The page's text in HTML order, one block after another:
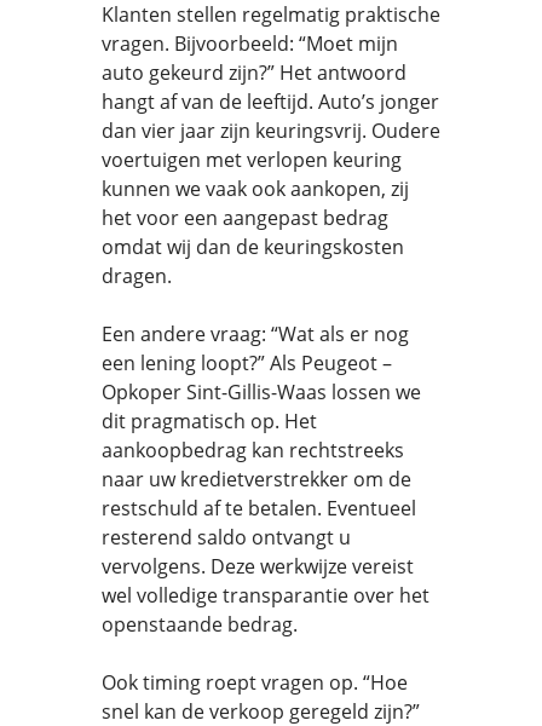
Klanten stellen regelmatig praktische
vragen. Bijvoorbeeld: “Moet mijn
auto gekeurd zijn?” Het antwoord
hangt af van de leeftijd. Auto’s jonger
dan vier jaar zijn keuringsvrij. Oudere
voertuigen met verlopen keuring
kunnen we vaak ook aankopen, zij
het voor een aangepast bedrag
omdat wij dan de keuringskosten
dragen.
Een andere vraag: “Wat als er nog
een lening loopt?” Als Peugeot –
Opkoper Sint-Gillis-Waas lossen we
dit pragmatisch op. Het
aankoopbedrag kan rechtstreeks
naar uw kredietverstrekker om de
restschuld af te betalen. Eventueel
resterend saldo ontvangt u
vervolgens. Deze werkwijze vereist
wel volledige transparantie over het
openstaande bedrag.
Ook timing roept vragen op. “Hoe
snel kan de verkoop geregeld zijn?”